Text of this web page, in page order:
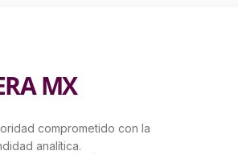
MX
comprometido con la
analítica.